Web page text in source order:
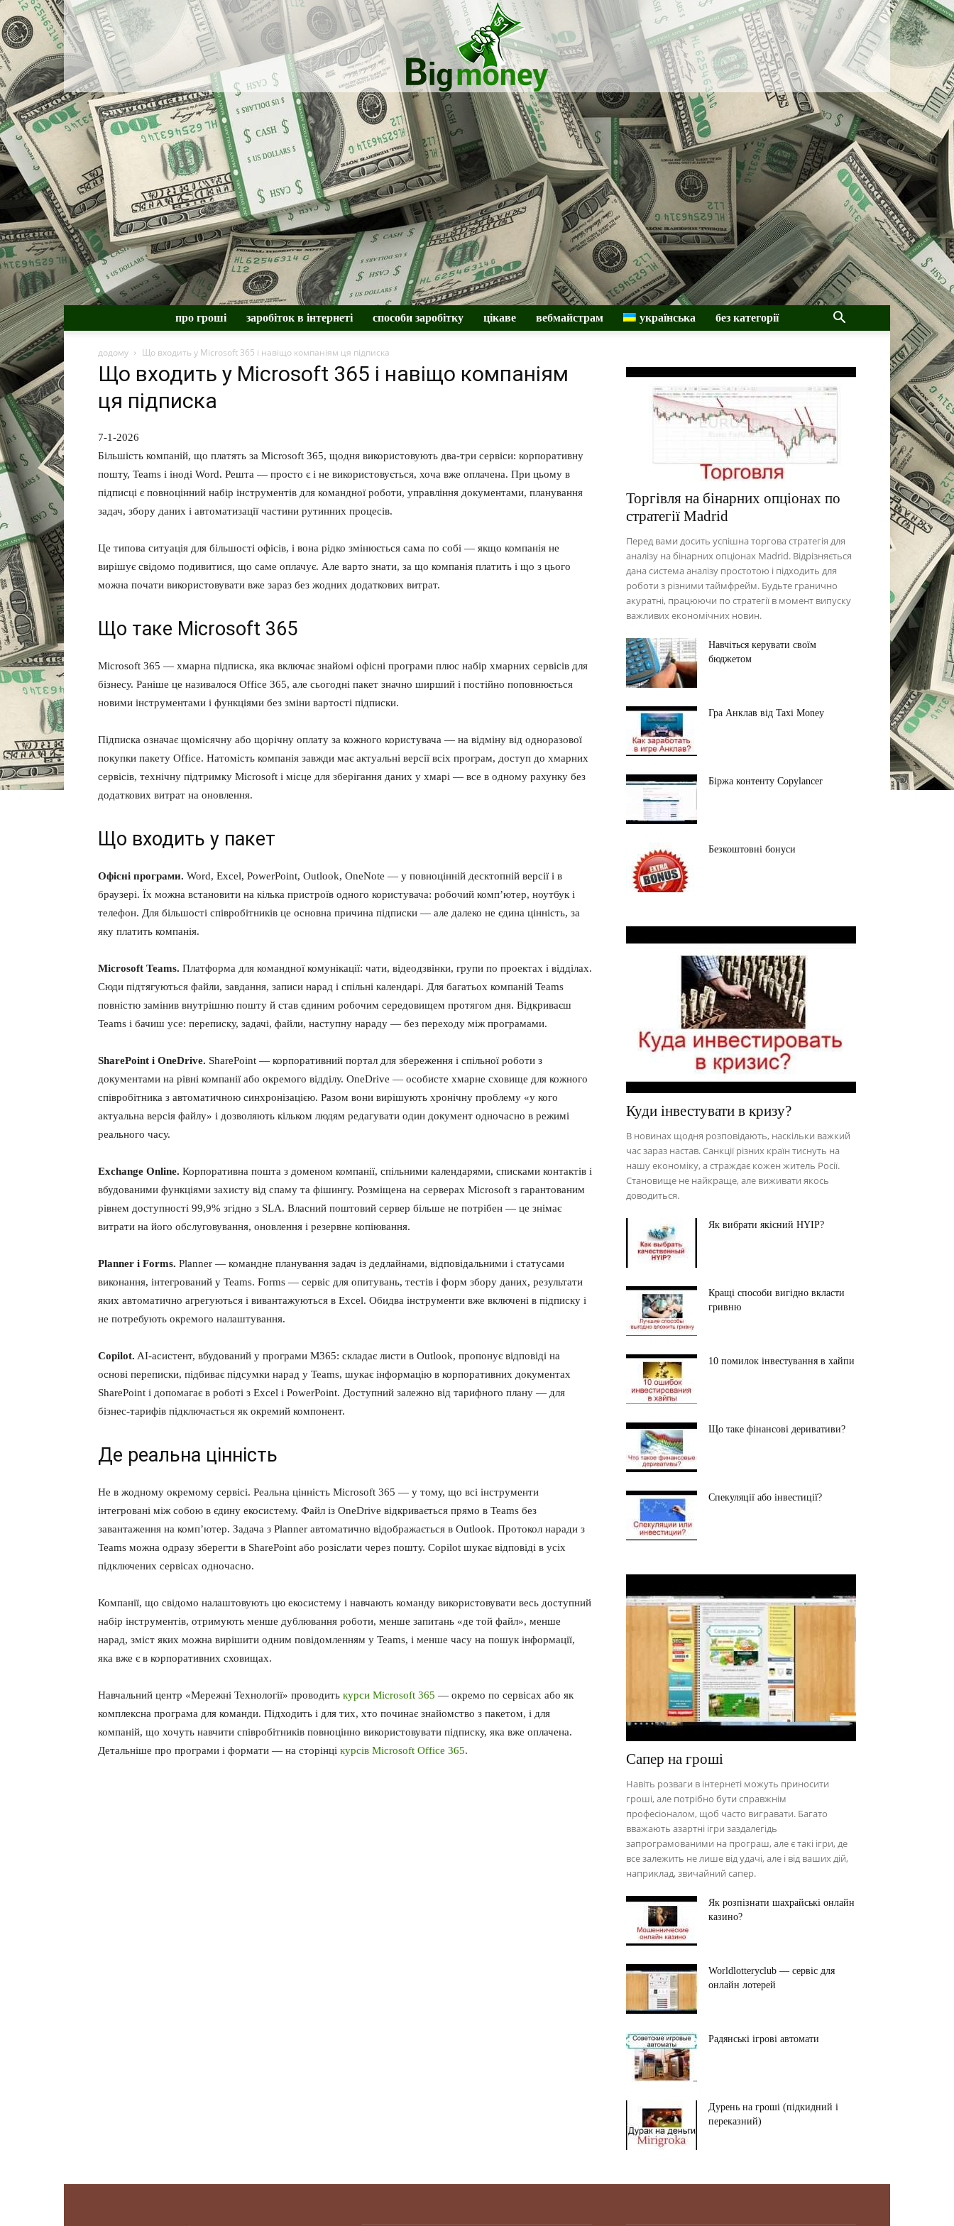
BigMoney
про гроші заробіток в інтернеті способи заробітку цікаве вебмайстрам українська без категорії
додому Що входить у Microsoft 365 і навіщо компаніям ця підписка
Що входить у Microsoft 365 і навіщо компаніям
ця підписка
7-1-2026
Більшість компаній, що платять за Microsoft 365, щодня використовують два-три сервіси: корпоративну
пошту, Teams і іноді Word. Решта — просто є і не використовується, хоча вже оплачена. При цьому в
підписці є повноцінний набір інструментів для командної роботи, управління документами, планування
задач, збору даних і автоматизації частини рутинних процесів.
Це типова ситуація для більшості офісів, і вона рідко змінюється сама по собі — якщо компанія не
вирішує свідомо подивитися, що саме оплачує. Але варто знати, за що компанія платить і що з цього
можна почати використовувати вже зараз без жодних додаткових витрат.
Що таке Microsoft 365
Microsoft 365 — хмарна підписка, яка включає знайомі офісні програми плюс набір хмарних сервісів для
бізнесу. Раніше це називалося Office 365, але сьогодні пакет значно ширший і постійно поповнюється
новими інструментами і функціями без зміни вартості підписки.
Підписка означає щомісячну або щорічну оплату за кожного користувача — на відміну від одноразової
покупки пакету Office. Натомість компанія завжди має актуальні версії всіх програм, доступ до хмарних
сервісів, технічну підтримку Microsoft і місце для зберігання даних у хмарі — все в одному рахунку без
додаткових витрат на оновлення.
Що входить у пакет
Офісні програми. Word, Excel, PowerPoint, Outlook, OneNote — у повноцінній десктопній версії і в
браузері. Їх можна встановити на кілька пристроїв одного користувача: робочий комп’ютер, ноутбук і
телефон. Для більшості співробітників це основна причина підписки — але далеко не єдина цінність, за
яку платить компанія.
Microsoft Teams. Платформа для командної комунікації: чати, відеодзвінки, групи по проектах і відділах.
Сюди підтягуються файли, завдання, записи нарад і спільні календарі. Для багатьох компаній Teams
повністю замінив внутрішню пошту й став єдиним робочим середовищем протягом дня. Відкриваєш
Teams і бачиш усе: переписку, задачі, файли, наступну нараду — без переходу між програмами.
SharePoint і OneDrive. SharePoint — корпоративний портал для збереження і спільної роботи з
документами на рівні компанії або окремого відділу. OneDrive — особисте хмарне сховище для кожного
співробітника з автоматичною синхронізацією. Разом вони вирішують хронічну проблему «у кого
актуальна версія файлу» і дозволяють кільком людям редагувати один документ одночасно в режимі
реального часу.
Exchange Online. Корпоративна пошта з доменом компанії, спільними календарями, списками контактів і
вбудованими функціями захисту від спаму та фішингу. Розміщена на серверах Microsoft з гарантованим
рівнем доступності 99,9% згідно з SLA. Власний поштовий сервер більше не потрібен — це знімає
витрати на його обслуговування, оновлення і резервне копіювання.
Planner і Forms. Planner — командне планування задач із дедлайнами, відповідальними і статусами
виконання, інтегрований у Teams. Forms — сервіс для опитувань, тестів і форм збору даних, результати
яких автоматично агрегуються і вивантажуються в Excel. Обидва інструменти вже включені в підписку і
не потребують окремого налаштування.
Copilot. AI-асистент, вбудований у програми M365: складає листи в Outlook, пропонує відповіді на
основі переписки, підбиває підсумки нарад у Teams, шукає інформацію в корпоративних документах
SharePoint і допомагає в роботі з Excel і PowerPoint. Доступний залежно від тарифного плану — для
бізнес-тарифів підключається як окремий компонент.
Де реальна цінність
Не в жодному окремому сервісі. Реальна цінність Microsoft 365 — у тому, що всі інструменти
інтегровані між собою в єдину екосистему. Файл із OneDrive відкривається прямо в Teams без
завантаження на комп’ютер. Задача з Planner автоматично відображається в Outlook. Протокол наради з
Teams можна одразу зберегти в SharePoint або розіслати через пошту. Copilot шукає відповіді в усіх
підключених сервісах одночасно.
Компанії, що свідомо налаштовують цю екосистему і навчають команду використовувати весь доступний
набір інструментів, отримують менше дублювання роботи, менше запитань «де той файл», менше
нарад, зміст яких можна вирішити одним повідомленням у Teams, і менше часу на пошук інформації,
яка вже є в корпоративних сховищах.
Навчальний центр «Мережні Технології» проводить курси Microsoft 365 — окремо по сервісах або як
комплексна програма для команди. Підходить і для тих, хто починає знайомство з пакетом, і для
компаній, що хочуть навчити співробітників повноцінно використовувати підписку, яка вже оплачена.
Детальніше про програми і формати — на сторінці курсів Microsoft Office 365.
Торгівля на бінарних опціонах по
стратегії Madrid
Перед вами досить успішна торгова стратегія для
аналізу на бінарних опціонах Madrid. Відрізняється
дана система аналізу простотою і підходить для
роботи з різними таймфрейм. Будьте гранично
акуратні, працюючи по стратегії в момент випуску
важливих економічних новин.
Навчіться керувати своїм
бюджетом
Гра Анклав від Taxi Money
Біржа контенту Copylancer
Безкоштовні бонуси
Куди інвестувати в кризу?
В новинах щодня розповідають, наскільки важкий
час зараз настав. Санкції різних країн тиснуть на
нашу економіку, а страждає кожен житель Росії.
Становище не найкраще, але виживати якось
доводиться.
Як вибрати якісний HYIP?
Кращі способи вигідно вкласти
гривню
10 помилок інвестування в хайпи
Що таке фінансові деривативи?
Спекуляції або інвестиції?
Сапер на гроші
Навіть розваги в інтернеті можуть приносити
гроші, але потрібно бути справжнім
професіоналом, щоб часто вигравати. Багато
вважають азартні ігри заздалегідь
запрограмованими на програш, але є такі ігри, де
все залежить не лише від удачі, але і від ваших дій,
наприклад, звичайний сапер.
Як розпізнати шахрайські онлайн
казино?
Worldlotteryclub — сервіс для
онлайн лотерей
Радянські ігрові автомати
Дурень на гроші (підкидний і
переказний)